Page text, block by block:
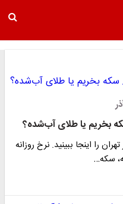
بخریم یا طلای آب‌شده؟
را اینجا ببینید. نرخ روزانه
سکه…